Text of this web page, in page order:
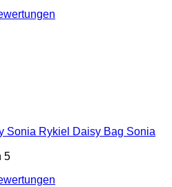
Daisy Bag Sonia
5